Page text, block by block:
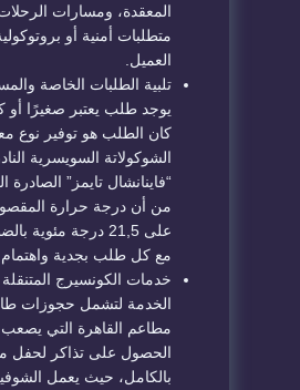
المعقدة، ومسارات
متطلبات أمنية أو
العميل.
تلبية الطلبات الخاصة
يوجد طلب يعتبر صغيرًا أو
كان الطلب هو توفير نوع
الشوكولاتة السويسرية
“فاينانشال تايمز” الصادرة
من أن درجة حرارة
على 21,5 درجة مئوية
مع كل طلب بجدية واهتمام
خدمات الكونسيرج
الخدمة لتشمل حجوزات
مطاعم القاهرة التي يصعب
الحصول على تذاكر لحفل
بالكامل، حيث يعمل